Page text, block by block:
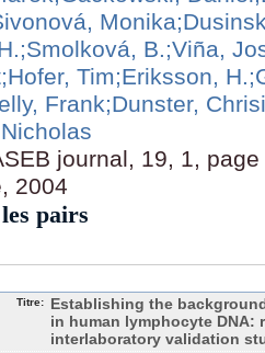
Monika
;Smolková, B.;Viña,
;Hofer, Tim;Eriksson, H.
Frank;Dunster, Chrisi
journal, 19, 1,
2004
pairs
Titre:
Establishing the
in human lymphocyte DNA:
interlaboratory validation